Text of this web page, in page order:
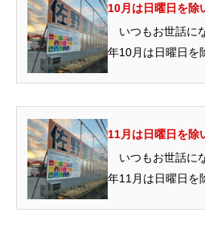
10月は日曜日を除
年】
いつもお世話に
年10月は日曜日を
11月は日曜日を除
年】
いつもお世話に
年11月は日曜日を